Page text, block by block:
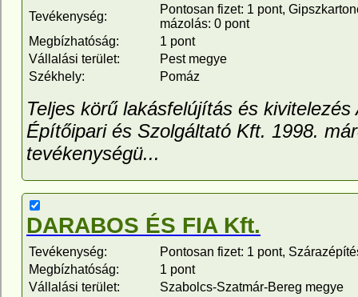
Tevékenység:
Pontosan fizet: 1 pont,
mázolás: 0 pont
Megbízhatóság:
1 pont
Vállalási terület:
Pest megye
Székhely:
Pomáz
Teljes körű lakásfelújítás és kivitelezés
Építőipari és Szolgáltató Kft. 1998.
tevékenységü...
DARABOS ÉS FIA Kft.
Tevékenység:
Pontosan fizet: 1 pont,
Megbízhatóság:
1 pont
Vállalási terület:
Szabolcs-Szatmár-Bereg megye